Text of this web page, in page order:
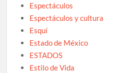
Espectáculos
Espectáculos y cultura
Esquí
Estado de México
ESTADOS
Estilo de Vida